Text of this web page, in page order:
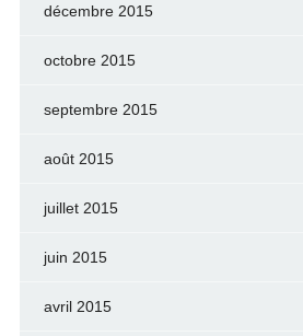
décembre 2015
octobre 2015
septembre 2015
août 2015
juillet 2015
juin 2015
avril 2015